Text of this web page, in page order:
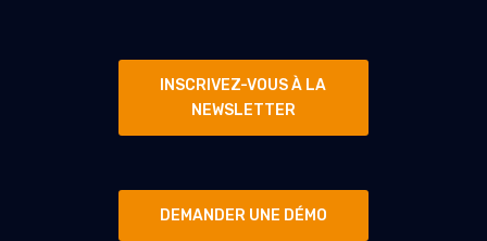
INSCRIVEZ-VOUS À LA
NEWSLETTER
DEMANDER UNE DÉMO